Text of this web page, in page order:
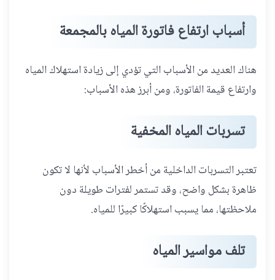
أسباب ارتفاع فاتورة المياه بالمجمعة
هناك العديد من الأسباب التي تؤدي إلى زيادة استهلاك المياه
وارتفاع قيمة الفاتورة، ومن أبرز هذه الأسباب:
تسربات المياه المخفية
تعتبر التسربات الداخلية من أخطر الأسباب لأنها لا تكون
ظاهرة بشكل واضح، وقد تستمر لفترات طويلة دون
ملاحظتها، مما يسبب استهلاكًا كبيرًا للمياه.
تلف مواسير المياه